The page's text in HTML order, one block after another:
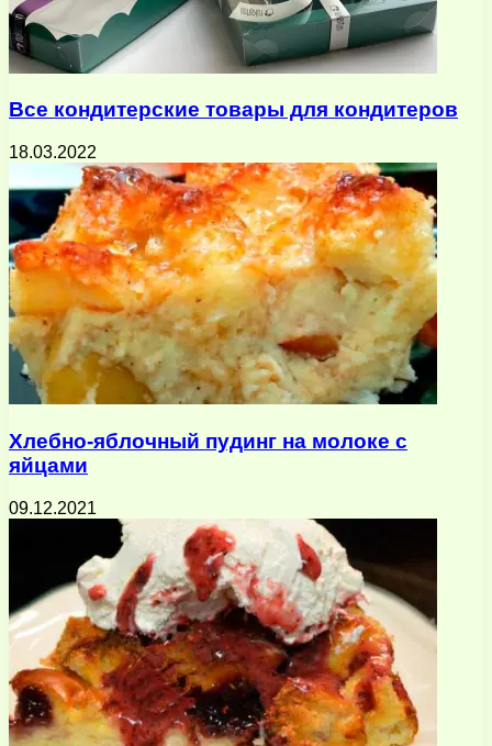
Все кондитерские товары для кондитеров
18.03.2022
Хлебно-яблочный пудинг на молоке с
яйцами
09.12.2021